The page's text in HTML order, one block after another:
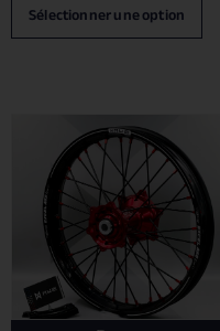
Sélectionner une option